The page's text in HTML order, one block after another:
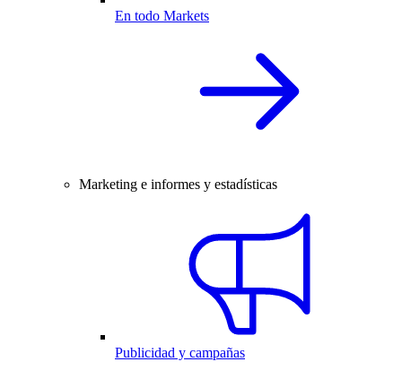
En todo Markets
Marketing e informes y estadísticas
Publicidad y campañas